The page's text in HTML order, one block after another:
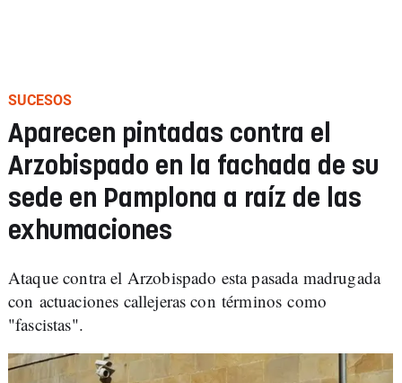
SUCESOS
Aparecen pintadas contra el
Arzobispado en la fachada de su
sede en Pamplona a raíz de las
exhumaciones
Ataque contra el Arzobispado esta pasada madrugada
con actuaciones callejeras con términos como
"fascistas".